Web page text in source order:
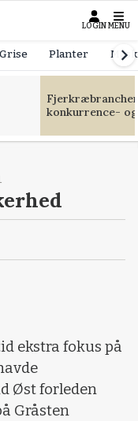
LOGIN MENU
Grise Planter
konkurrence-
ekstra fokus på
Øst forleden
Gråsten